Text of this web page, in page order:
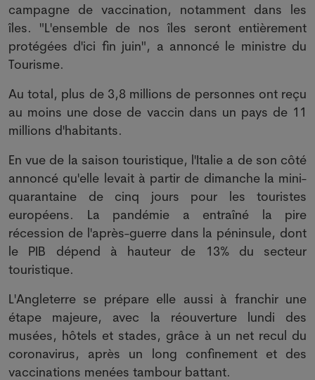
campagne de vaccination, notamment dans les
îles. "L'ensemble de nos îles seront entièrement
protégées d'ici fin juin", a annoncé le ministre du
Tourisme.
Au total, plus de 3,8 millions de personnes ont reçu
au moins une dose de vaccin dans un pays de 11
millions d'habitants.
En vue de la saison touristique, l'Italie a de son côté
annoncé qu'elle levait à partir de dimanche la mini-
quarantaine de cinq jours pour les touristes
européens. La pandémie a entraîné la pire
récession de l'après-guerre dans la péninsule, dont
le PIB dépend à hauteur de 13% du secteur
touristique.
L'Angleterre se prépare elle aussi à franchir une
étape majeure, avec la réouverture lundi des
musées, hôtels et stades, grâce à un net recul du
coronavirus, après un long confinement et des
vaccinations menées tambour battant.